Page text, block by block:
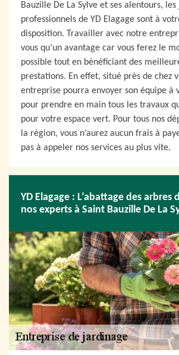
Bauzille De La Sylve et ses alentours,
professionnels de YD Elagage sont à
disposition. Travailler avec notre
vous qu’un avantage car vous ferez le
possible tout en bénéficiant des
prestations. En effet, situé près de chez
entreprise pourra envoyer son équipe à
pour prendre en main tous les travaux
pour votre espace vert. Pour tous nos
la région, vous n’aurez aucun frais à
pas à appeler nos services au plus vite.
YD Elagage : L’abattage des arbres
nos experts à Saint Bauzille De La